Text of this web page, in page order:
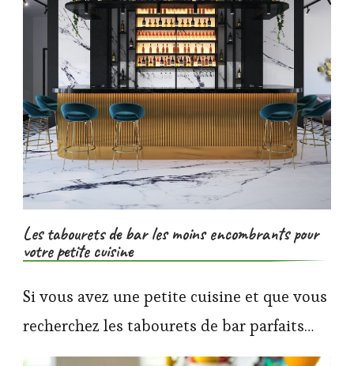
Les tabourets de bar les moins encombrants pour
votre petite cuisine
Si vous avez une petite cuisine et que vous
recherchez les tabourets de bar parfaits…